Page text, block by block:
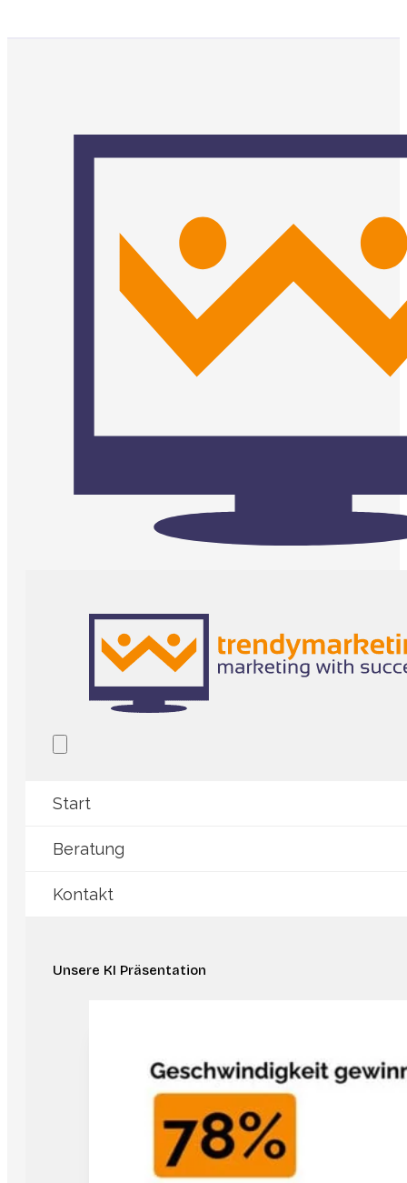
Start
Beratung
Kontakt
Unsere KI Präsentation